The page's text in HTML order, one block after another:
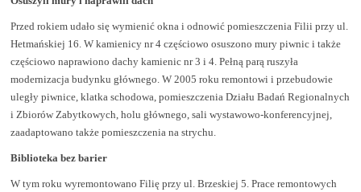
Przed rokiem udało się wymienić okna i odnowić pomieszczenia Filii przy ul.
Hetmańskiej 16. W kamienicy nr 4 częściowo osuszono mury piwnic i także
częściowo naprawiono dachy kamienic nr 3 i 4. Pełną parą ruszyła
modernizacja budynku głównego. W 2005 roku remontowi i przebudowie
uległy piwnice, klatka schodowa, pomieszczenia Działu Badań Regionalnych
i Zbiorów Zabytkowych, holu głównego, sali wystawowo-konferencyjnej,
zaadaptowano także pomieszczenia na strychu.
Biblioteka bez barier
W tym roku wyremontowano Filię przy ul. Brzeskiej 5. Prace remontowych